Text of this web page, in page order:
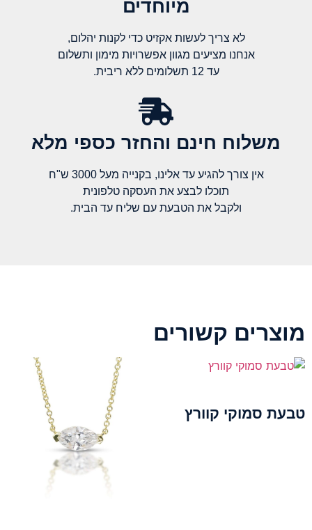
מיוחדים
לא צריך לעשות אקזיט כדי לקנות יהלום,
אנחנו מציעים מגוון אפשרויות מימון ותשלום
עד 12 תשלומים ללא ריבית.
משלוח חינם והחזר כספי מלא​
אין צורך להגיע עד אלינו, בקנייה מעל 3000 ש"ח
תוכלו לבצע את העסקה טלפונית
ולקבל את הטבעת עם שליח עד הבית.
מוצרים קשורים
טבעת סמוקי קוורץ